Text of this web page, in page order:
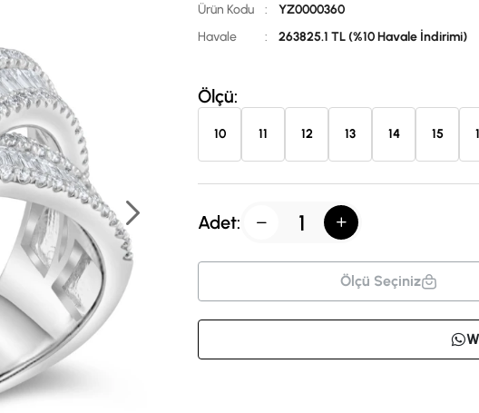
Ürün Kodu :
YZ0000360
Havale
: 263825.1 TL (%10 Havale İndirimi)
Ölçü:
10 11 12 13 14 15
Adet:
Ölçü Seçiniz